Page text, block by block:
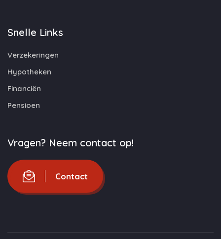
Snelle Links
Verzekeringen
Hypotheken
Financiën
Pensioen
Vragen? Neem contact op!
Contact